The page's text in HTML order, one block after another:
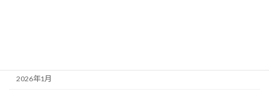
2026年1月